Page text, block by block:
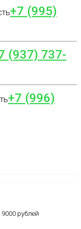
+7 (995)
(937) 737-
+7 (996)
рублей